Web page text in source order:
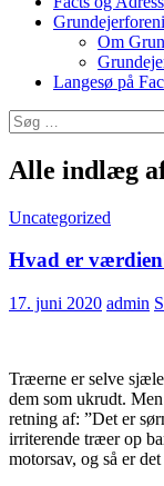
Om
Langesø på
Søg
efter:
Alle indlæg
Uncategorized
Hvad er
17. juni 2020 admin
Træerne er selve
dem som ukrudt.
retning af: ”Det er
irriterende træer op
motorsav, og så er